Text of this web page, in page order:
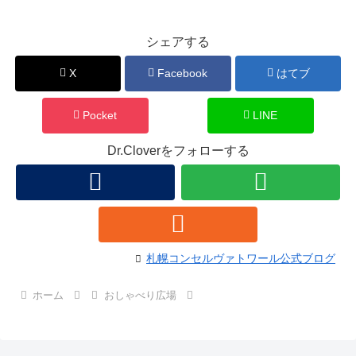
シェアする
X Facebook はてブ
Pocket LINE
Dr.Cloverをフォローする
札幌コンセルヴァトワール公式ブログ
ホーム おしゃべり広場